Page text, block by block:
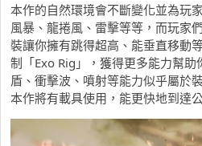
本作的自然環境會不斷變化並為玩
風暴、龍捲風、雷擊等等，而玩家
裝讓你擁有跳得超高、能垂直移動
制「Exo Rig」，獲得更多能力幫
盾、衝擊波、噴射等能力似乎屬於
本作將有載具使用，能更快地到達